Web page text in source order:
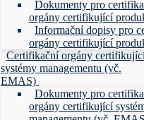
Dokumenty pro
orgány certifikující
Informační dopisy pro
orgány certifikující
Certifikační orgány
systémy managementu (vč.
EMAS)
Dokumenty pro
orgány certifikující